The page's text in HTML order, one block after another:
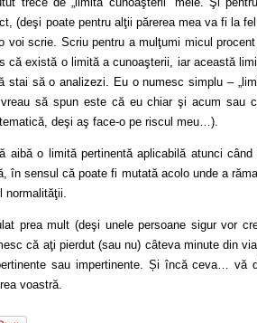
(deşi poate pentru alţii părerea mea va fi la
voi scrie. Scriu pentru a mulţumi micul
că există o limită a cunoaşterii, iar această
stai să o analizezi. Eu o numesc simplu –
vreau să spun este că eu chiar şi acum sau
deşi aş face-o pe riscul meu…).
aibă o limită pertinentă aplicabilă atunci
în sensul că poate fi mutată acolo unde a
normalităţii.
prea mult (deşi unele persoane sigur vor
că aţi pierdut (sau nu) câteva minute din
sau impertinente. Și încă ceva… vă
voastră.